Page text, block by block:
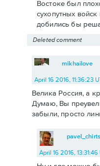
Востоке был
сухопутных
добились бы
Deleted comment
mikhailove
April 16 2016, 11:36:23
Велика Россия, а
Думаю, Вы
забыли, просто
April 16 2016, 13:31:46